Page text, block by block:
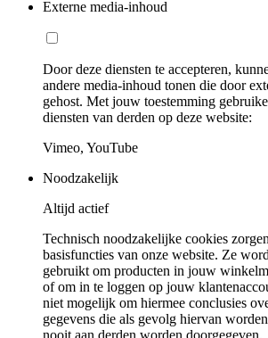
Externe media-inhoud
Door deze diensten te accepteren,
andere media-inhoud tonen die door
gehost. Met jouw toestemming
diensten van derden op deze website:
Vimeo, YouTube
Noodzakelijk
Altijd actief
Technisch noodzakelijke cookies
basisfuncties van onze website. Ze
gebruikt om producten in jouw
of om in te loggen op jouw
niet mogelijk om hiermee conclusies
gegevens die als gevolg hiervan
nooit aan derden worden doorgegeven.